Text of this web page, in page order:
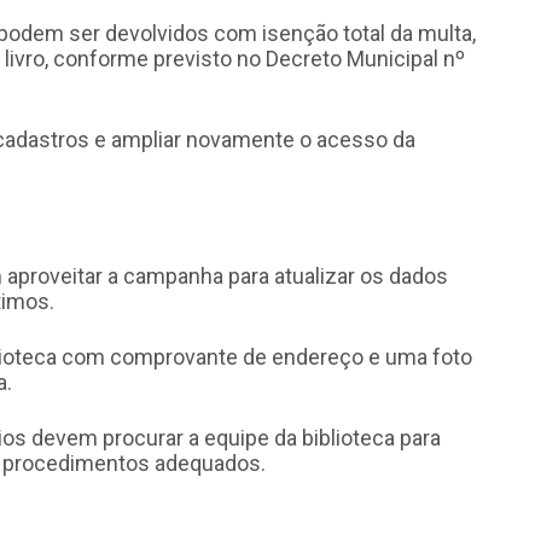
ser devolvidos com isenção total da multa,
conforme previsto no Decreto Municipal nº
e ampliar novamente o acesso da
a campanha para atualizar os dados
com comprovante de endereço e uma foto
devem procurar a equipe da biblioteca para
adequados.